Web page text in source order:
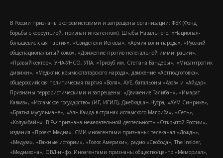
В России признаны экстремистскими и запрещены организации: ФБК (Фонд
борьбы с коррупцией, признан иноагентом), Штабы Навального, «Национал-
большевистская партия», «Свидетели Иеговы», «Армия воли народа», «Русский
общенациональный союз», «Движение против нелегальной иммиграции»,
«Правый сектор», УНА-УНСО, УПА, «Тризуб им. Степана Бандеры», «Мизантропик
дивижн», «Меджлис крымскотатарского народа», движение «Артподготовка»,
общероссийская политическая партия «Воля», АУЕ, батальоны «Азов» и «Айдар».
Признаны террористическими и запрещены: «Движение Талибан», «Имарат
Кавказ», «Исламское государство» (ИГ, ИГИЛ), Джебхад-ан-Нусра, «АУМ Синрике»,
«Братья-мусульмане», «Аль-Каида в странах исламского Магриба», «Сеть»,
«Колумбайн». В РФ признана нежелательной деятельность «Открытой России»,
издания «Проект Медиа». СМИ-иноагентами признаны: телеканал «Дождь»,
«Медуза», «Важные истории», «Голос Америки», радио «Свобода», The Insider,
«Медиазона», ОВД-инфо. Иноагентами признаны общество/центр «Мемориал»,